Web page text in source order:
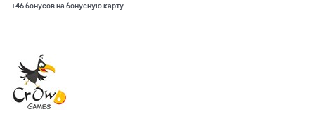
+46 бонусов на бонусную карту